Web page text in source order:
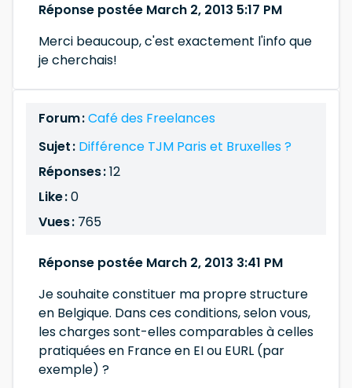
Réponse postée March 2, 2013 5:17 PM
Merci beaucoup, c'est exactement l'info que
je cherchais!
Forum :Café des Freelances
Sujet : Différence TJM Paris et Bruxelles ?
Réponses :12
Like :0
Vues : 765
Réponse postée March 2, 2013 3:41 PM
Je souhaite constituer ma propre structure
en Belgique. Dans ces conditions, selon vous,
les charges sont-elles comparables à celles
pratiquées en France en EI ou EURL (par
exemple) ?